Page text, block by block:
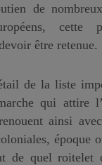
de
cette
être retenue.
de la liste
qui attire
ainsi
époque
de quel roitelet